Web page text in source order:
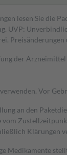
lesen Sie die
UVP:
der
Vor
an den
Klärungen
Medikamente